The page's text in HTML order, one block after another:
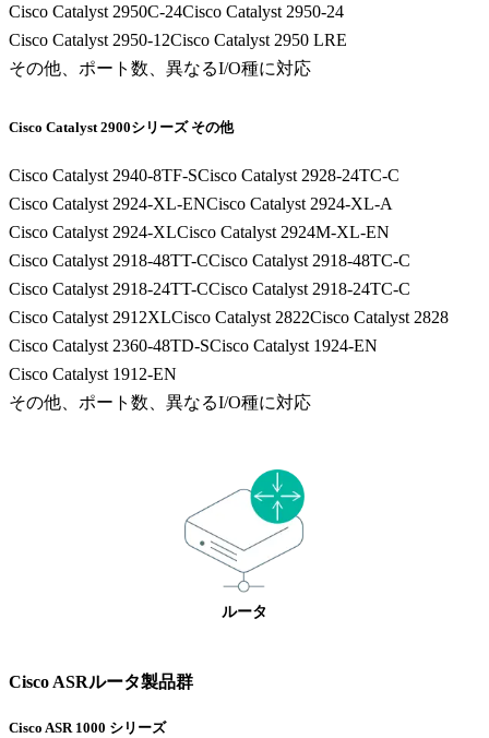
Cisco Catalyst 2950C-24Cisco Catalyst 2950-24
Cisco Catalyst 2950-12Cisco Catalyst 2950 LRE
その他、ポート数、異なるI/O種に対応
Cisco Catalyst 2900シリーズ その他
Cisco Catalyst 2940-8TF-SCisco Catalyst 2928-24TC-C
Cisco Catalyst 2924-XL-ENCisco Catalyst 2924-XL-A
Cisco Catalyst 2924-XLCisco Catalyst 2924M-XL-EN
Cisco Catalyst 2918-48TT-CCisco Catalyst 2918-48TC-C
Cisco Catalyst 2918-24TT-CCisco Catalyst 2918-24TC-C
Cisco Catalyst 2912XLCisco Catalyst 2822Cisco Catalyst 2828
Cisco Catalyst 2360-48TD-SCisco Catalyst 1924-EN
Cisco Catalyst 1912-EN
その他、ポート数、異なるI/O種に対応
ルータ
Cisco ASRルータ製品群
Cisco ASR 1000 シリーズ